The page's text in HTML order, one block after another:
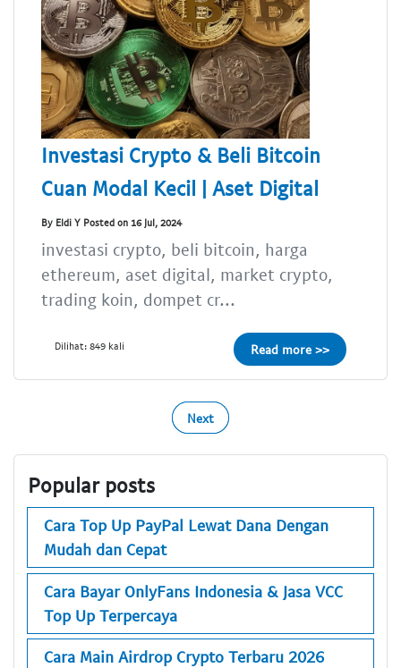
Investasi Crypto & Beli Bitcoin
Cuan Modal Kecil | Aset Digital
By Eldi Y Posted on 16 Jul, 2024
investasi crypto, beli bitcoin, harga
ethereum, aset digital, market crypto,
trading koin, dompet cr...
Dilihat: 849 kali Read more >>
Next
Popular posts
Cara Top Up PayPal Lewat Dana Dengan
Mudah dan Cepat
Cara Bayar OnlyFans Indonesia & Jasa VCC
Top Up Terpercaya
Cara Main Airdrop Crypto Terbaru 2026